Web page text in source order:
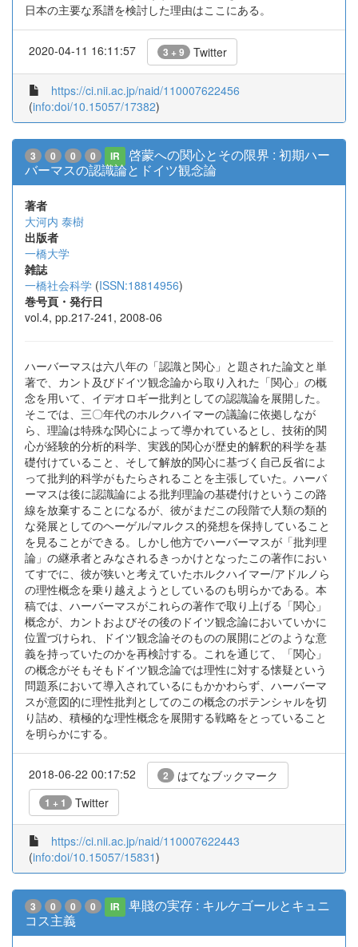
日本の主要な系譜を検討した理由はここにある。
2020-04-11 16:11:57 3 + 9 Twitter
https://ci.nii.ac.jp/naid/110007622456
(info:doi/10.15057/17382)
3 0 0 0 IR
啓蒙への関心とその限界 : 初期ハー
バーマスの認識論とドイツ観念論
著者
大河内 泰樹
出版者
一橋大学
雑誌
一橋社会科学 (ISSN:18814956)
巻号頁・発行日
vol.4, pp.217-241, 2008-06
ハーバーマスは六八年の「認識と関心」と題された論文と単
著で、カント及びドイツ観念論から取り入れた「関心」の概
念を用いて、イデオロギー批判としての認識論を展開した。
そこでは、三〇年代のホルクハイマーの議論に依拠しなが
ら、理論は特殊な関心によって導かれているとし、技術的関
心が経験的分析的科学、実践的関心が歴史的解釈的科学を基
礎付けていること、そして解放的関心に基づく自己反省によ
って批判的科学がもたらされることを主張していた。ハーバ
ーマスは後に認識論による批判理論の基礎付けというこの路
線を放棄することになるが、彼がまだこの段階で人類の類的
な発展としてのヘーゲル/マルクス的発想を保持していること
を見ることができる。しかし他方でハーバーマスが「批判理
論」の継承者とみなされるきっかけとなったこの著作におい
てすでに、彼が狭いと考えていたホルクハイマー/アドルノら
の理性概念を乗り越えようとしているのも明らかである。本
稿では、ハーバーマスがこれらの著作で取り上げる「関心」
概念が、カントおよびその後のドイツ観念論においていかに
位置づけられ、ドイツ観念論そのものの展開にどのような意
義を持っていたのかを再検討する。これを通じて、「関心」
の概念がそもそもドイツ観念論では理性に対する懐疑という
問題系において導入されているにもかかわらず、ハーバーマ
スが意図的に理性批判としてのこの概念のポテンシャルを切
り詰め、積極的な理性概念を展開する戦略をとっていること
を明らかにする。
2018-06-22 00:17:52 2 はてなブックマーク
1 + 1 Twitter
https://ci.nii.ac.jp/naid/110007622443
(info:doi/10.15057/15831)
3 0 0 0 IR
卑賤の実存 : キルケゴールとキュニ
コス主義